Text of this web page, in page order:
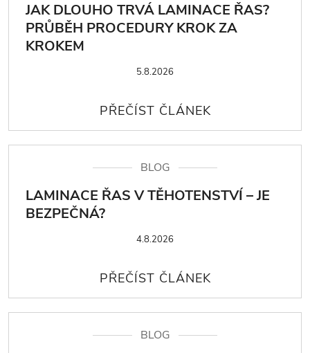
JAK DLOUHO TRVÁ LAMINACE ŘAS?
PRŮBĚH PROCEDURY KROK ZA
KROKEM
5.8.2026
BLOG
LAMINACE ŘAS V TĚHOTENSTVÍ – JE
BEZPEČNÁ?
4.8.2026
BLOG